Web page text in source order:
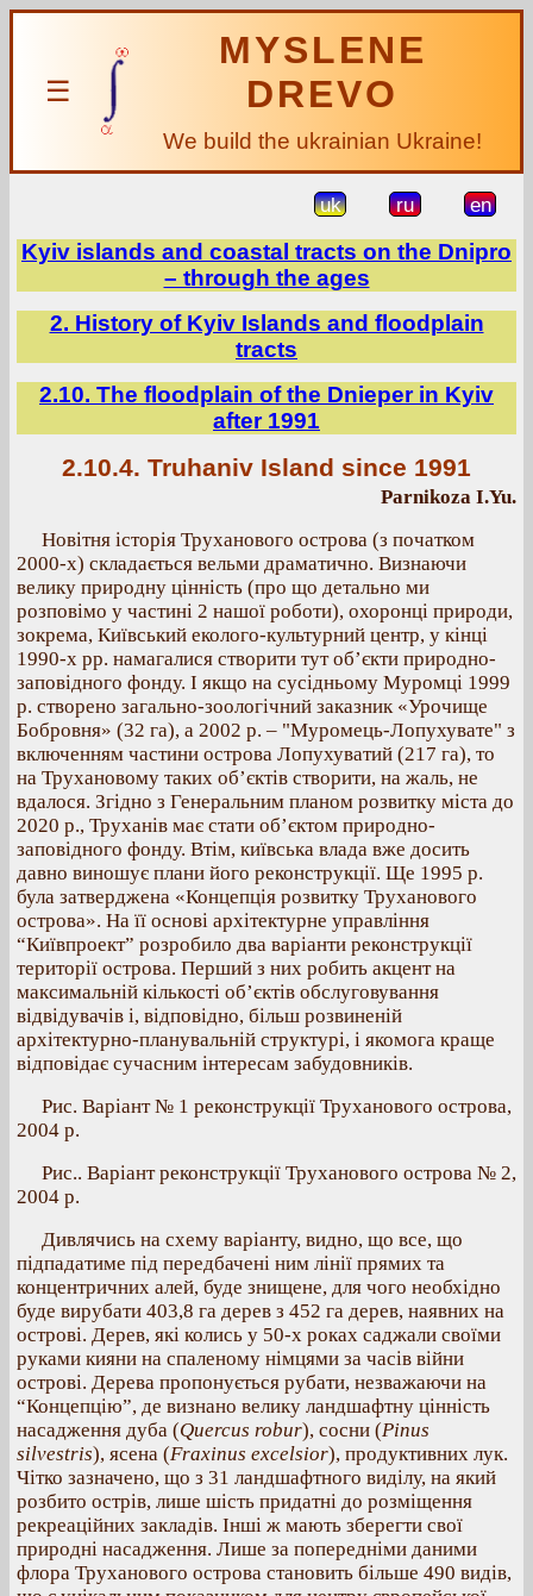
☰
MYSLENE
DREVO
We build the ukrainian Ukraine!
uk ru en
Kyiv islands and coastal tracts on the Dnipro
– through the ages
2. History of Kyiv Islands and floodplain
tracts
2.10. The floodplain of the Dnieper in Kyiv
after 1991
2.10.4. Truhaniv Island since 1991
Parnikoza I.Yu.
Новітня історія Труханового острова (з початком
2000-х) складається вельми драматично. Визнаючи
велику природну цінність (про що детально ми
розповімо у частині 2 нашої роботи), охоронці природи,
зокрема, Київський еколого-культурний центр, у кінці
1990-х рр. намагалися створити тут об’єкти природно-
заповідного фонду. І якщо на сусідньому Муромці 1999
р. створено загально-зоологічний заказник «Урочище
Бобровня» (32 га), а 2002 р. – "Муромець-Лопухувате" з
включенням частини острова Лопухуватий (217 га), то
на Трухановому таких об’єктів створити, на жаль, не
вдалося. Згідно з Генеральним планом розвитку міста до
2020 р., Труханів має стати об’єктом природно-
заповідного фонду. Втім, київська влада вже досить
давно виношує плани його реконструкції. Ще 1995 р.
була затверджена «Концепція розвитку Труханового
острова». На її основі архітектурне управління
“Київпроект” розробило два варіанти реконструкції
території острова. Перший з них робить акцент на
максимальній кількості об’єктів обслуговування
відвідувачів і, відповідно, більш розвиненій
архітектурно-планувальній структурі, і якомога краще
відповідає сучасним інтересам забудовників.
Рис. Варіант № 1 реконструкції Труханового острова,
2004 р.
Рис.. Варіант реконструкції Труханового острова № 2,
2004 р.
Дивлячись на схему варіанту, видно, що все, що
підпадатиме під передбачені ним лінії прямих та
концентричних алей, буде знищене, для чого необхідно
буде вирубати 403,8 га дерев з 452 га дерев, наявних на
острові. Дерев, які колись у 50-х роках саджали своїми
руками кияни на спаленому німцями за часів війни
острові. Дерева пропонується рубати, незважаючи на
“Концепцію”, де визнано велику ландшафтну цінність
насадження дуба (Quercus robur), сосни (Pinus
silvestris), ясена (Fraxinus excelsior), продуктивних лук.
Чітко зазначено, що з 31 ландшафтного виділу, на який
розбито острів, лише шість придатні до розміщення
рекреаційних закладів. Інші ж мають зберегти свої
природні насадження. Лише за попередніми даними
флора Труханового острова становить більше 490 видів,